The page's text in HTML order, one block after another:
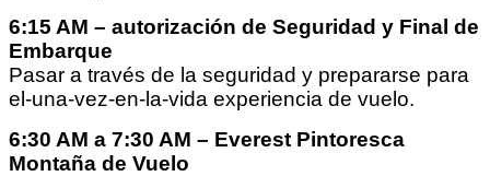
6:15 AM – autorización de Seguridad y Final de
Embarque
Pasar a través de la seguridad y prepararse para
el-una-vez-en-la-vida experiencia de vuelo.
6:30 AM a 7:30 AM – Everest Pintoresca
Montaña de Vuelo